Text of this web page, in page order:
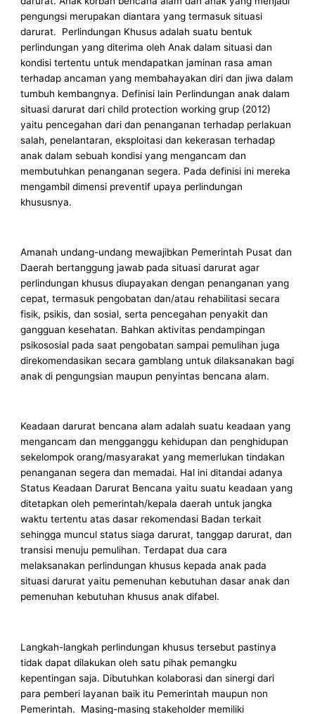
pengungsi merupakan diantara yang termasuk situasi
darurat. Perlindungan Khusus adalah suatu bentuk
perlindungan yang diterima oleh Anak dalam situasi dan
kondisi tertentu untuk mendapatkan jaminan rasa aman
terhadap ancaman yang membahayakan diri dan jiwa dalam
tumbuh kembangnya. Definisi lain Perlindungan anak dalam
situasi darurat dari child protection working grup (2012)
yaitu pencegahan dari dan penanganan terhadap perlakuan
salah, penelantaran, eksploitasi dan kekerasan terhadap
anak dalam sebuah kondisi yang mengancam dan
membutuhkan penanganan segera. Pada definisi ini mereka
mengambil dimensi preventif upaya perlindungan
khususnya.
Amanah undang-undang mewajibkan Pemerintah Pusat dan
Daerah bertanggung jawab pada situasi darurat agar
perlindungan khusus diupayakan dengan penanganan yang
cepat, termasuk pengobatan dan/atau rehabilitasi secara
fisik, psikis, dan sosial, serta pencegahan penyakit dan
gangguan kesehatan. Bahkan aktivitas pendampingan
psikososial pada saat pengobatan sampai pemulihan juga
direkomendasikan secara gamblang untuk dilaksanakan bagi
anak di pengungsian maupun penyintas bencana alam.
Keadaan darurat bencana alam adalah suatu keadaan yang
mengancam dan mengganggu kehidupan dan penghidupan
sekelompok orang/masyarakat yang memerlukan tindakan
penanganan segera dan memadai. Hal ini ditandai adanya
Status Keadaan Darurat Bencana yaitu suatu keadaan yang
ditetapkan oleh pemerintah/kepala daerah untuk jangka
waktu tertentu atas dasar rekomendasi Badan terkait
sehingga muncul status siaga darurat, tanggap darurat, dan
transisi menuju pemulihan. Terdapat dua cara
melaksanakan perlindungan khusus kepada anak pada
situasi darurat yaitu pemenuhan kebutuhan dasar anak dan
pemenuhan kebutuhan khusus anak difabel.
Langkah-langkah perlindungan khusus tersebut pastinya
tidak dapat dilakukan oleh satu pihak pemangku
kepentingan saja. Dibutuhkan kolaborasi dan sinergi dari
para pemberi layanan baik itu Pemerintah maupun non
Pemerintah. Masing-masing stakeholder memiliki